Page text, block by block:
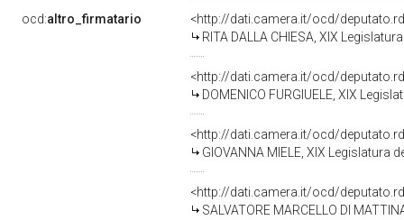
ocd:altro_firmatario
<http://dati.camera.it/ocd/
RITA DALLA CHIESA, XIX
<http://dati.camera.it/ocd/
DOMENICO FURGIUELE, XIX
<http://dati.camera.it/ocd/
GIOVANNA MIELE, XIX Legislatura
<http://dati.camera.it/ocd/
SALVATORE MARCELLO DI